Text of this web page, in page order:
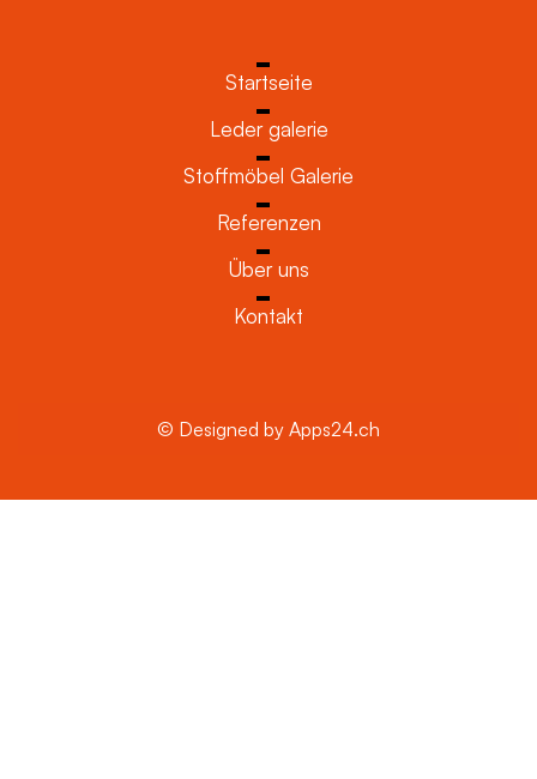
Startseite
Leder galerie
Stoffmöbel Galerie
Referenzen
Über uns
Kontakt
© Designed by Apps24.ch